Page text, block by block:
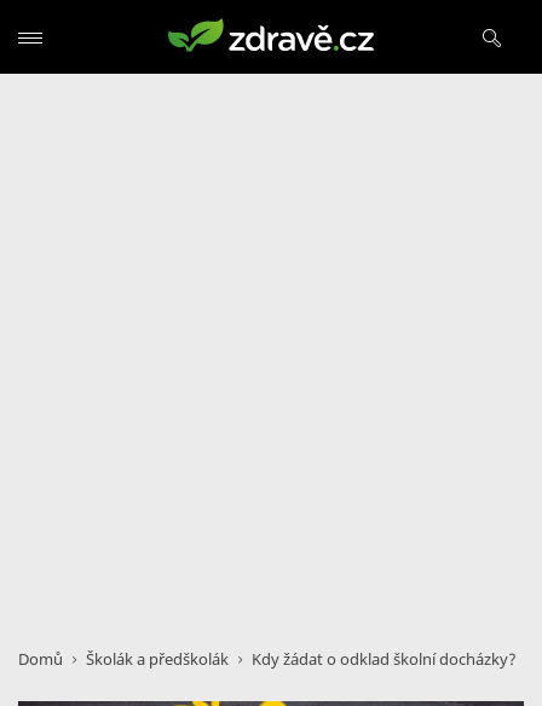
Domů Školák a předškolák Kdy žádat o odklad školní docházky?